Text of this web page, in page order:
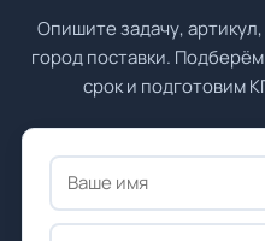
Опишите задачу,
город поставки.
срок и подготовим